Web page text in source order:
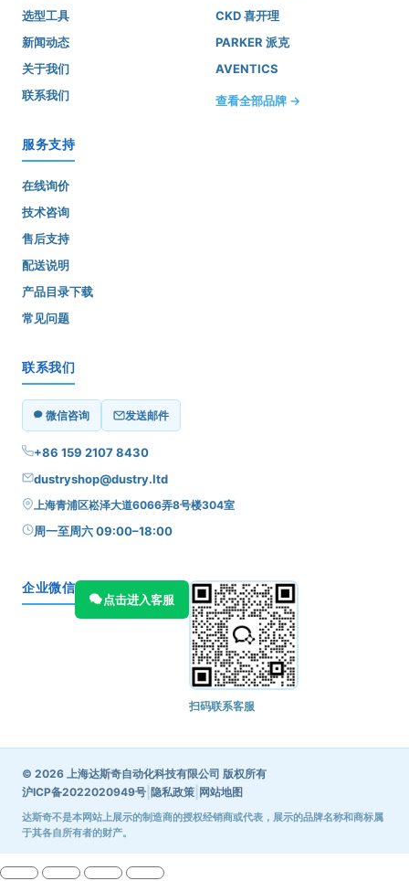
选型工具
新闻动态
关于我们
联系我们
CKD 喜开理
PARKER 派克
AVENTICS
查看全部品牌 →
服务支持
在线询价
技术咨询
售后支持
配送说明
产品目录下载
常见问题
联系我们
微信咨询 发送邮件
+86 159 2107 8430
dustryshop@dustry.ltd
上海青浦区崧泽大道6066弄8号楼304室
周一至周六 09:00–18:00
企业微信
点击进入客服
扫码联系客服
© 2026 上海达斯奇自动化科技有限公司 版权所有
沪ICP备2022020949号 隐私政策 网站地图
达斯奇不是本网站上展示的制造商的授权经销商或代表，展示的品牌名称和商标属
于其各自所有者的财产。